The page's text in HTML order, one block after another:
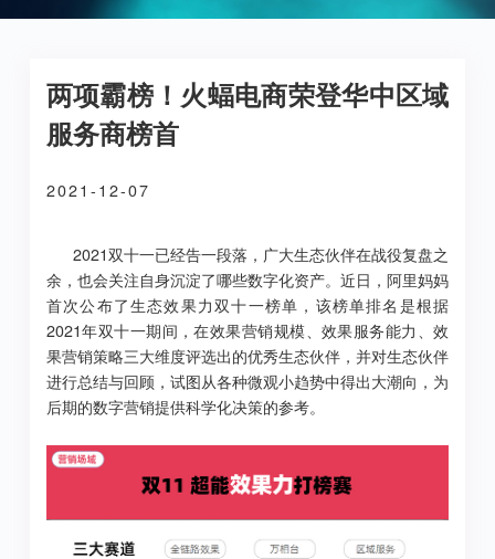
两项霸榜！火蝠电商荣登华中区域
服务商榜首
2021-12-07
2021双十一已经告一段落，广大生态伙伴在战役复盘之
余，也会关注自身沉淀了哪些数字化资产。近日，阿里妈妈
首次公布了生态效果力双十一榜单，该榜单排名是根据
2021年双十一期间，在效果营销规模、效果服务能力、效
果营销策略三大维度评选出的优秀生态伙伴，并对生态伙伴
进行总结与回顾，试图从各种微观小趋势中得出大潮向，为
后期的数字营销提供科学化决策的参考。